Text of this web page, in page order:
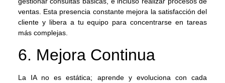
ventas. Esta presencia constante mejora la satisfacción del
cliente y libera a tu equipo para concentrarse en tareas
más complejas.
6. Mejora Continua
La IA no es estática; aprende y evoluciona con cada